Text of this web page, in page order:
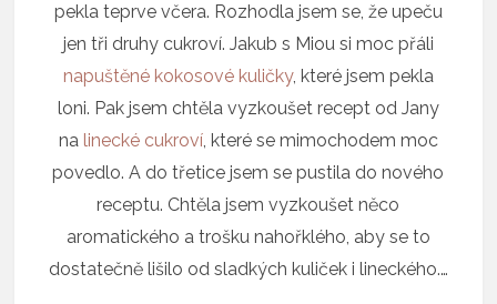
pekla teprve včera. Rozhodla jsem se, že upeču
jen tři druhy cukroví. Jakub s Miou si moc přáli
napuštěné kokosové kuličky, které jsem pekla
loni. Pak jsem chtěla vyzkoušet recept od Jany
na linecké cukroví, které se mimochodem moc
povedlo. A do třetice jsem se pustila do nového
receptu. Chtěla jsem vyzkoušet něco
aromatického a trošku nahořklého, aby se to
dostatečně lišilo od sladkých kuliček i lineckého.…